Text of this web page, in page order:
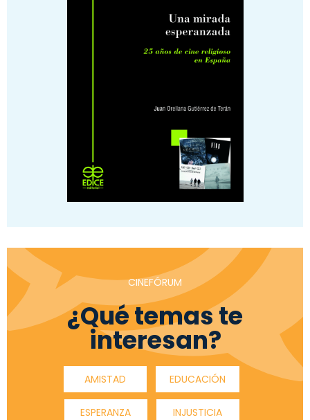
CINEFÓRUM
¿Qué temas te
interesan?
AMISTAD EDUCACIÓN
ESPERANZA INJUSTICIA